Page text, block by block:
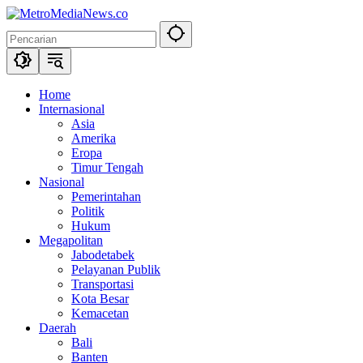
Langsung
konten
Home
Internasional
Asia
Amerika
Eropa
Timur Tengah
Nasional
Pemerintahan
Politik
Hukum
Megapolitan
Jabodetabek
Pelayanan Publik
Transportasi
Kota Besar
Kemacetan
Daerah
Bali
Banten